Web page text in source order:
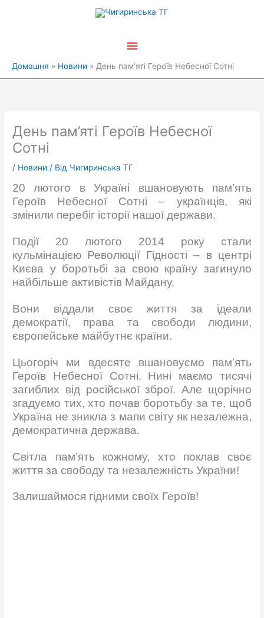
Головне
Домашня Новини День пам’яті Героїв Небесної Сотні
День пам’яті Героїв Небесної
Сотні
/ Новини / Від Чигиринська ТГ
20 лютого в Україні вшановують пам’ять
Героїв Небесної Сотні – українців, які
змінили перебіг історії нашої держави.
Події 20 лютого 2014 року стали
кульмінацією Революції Гідності – в центрі
Києва у боротьбі за свою країну загинуло
найбільше активістів Майдану.
Вони віддали своє життя за ідеали
демократії, права та свободи людини,
європейське майбутнє країни.
Цьогоріч ми вдесяте вшановуємо пам’ять
Героїв Небесної Сотні. Нині маємо тисячі
загиблих від російської зброї. Але щорічно
згадуємо тих, хто почав боротьбу за те, щоб
Україна не зникла з мапи світу як незалежна,
демократична держава.
Світла пам’ять кожному, хто поклав своє
життя за свободу та незалежність України!
Залишаймося гідними своїх Героїв!